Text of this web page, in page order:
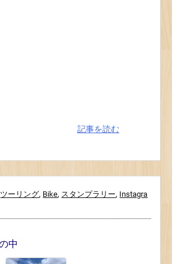
記事を読む
ツーリング, Bike, スタンプラリー, Instagra
中